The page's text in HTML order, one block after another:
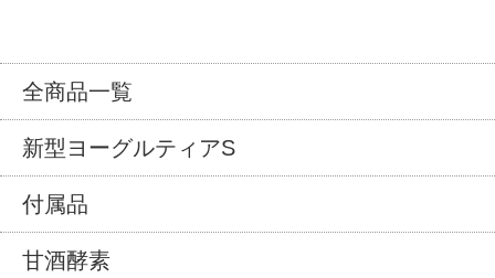
全商品一覧
新型ヨーグルティアS
付属品
甘酒酵素